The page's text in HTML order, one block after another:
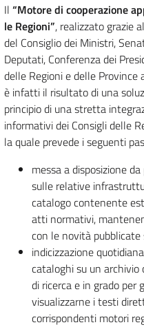
Il “Motore di cooperazione
le Regioni”, realizzato grazie
del Consiglio dei Ministri,
Deputati, Conferenza dei
delle Regioni e delle
è infatti il risultato di una
principio di una stretta
informativi dei Consigli delle
la quale prevede i seguenti
messa a disposizione
sulle relative
catalogo contenente
atti normativi,
con le novità
indicizzazione
cataloghi su un
di ricerca e in grado
visualizzarne i testi
corrispondenti motori